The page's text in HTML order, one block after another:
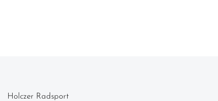
Holczer Radsport